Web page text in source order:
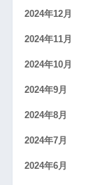
2024年12月
2024年11月
2024年10月
2024年9月
2024年8月
2024年7月
2024年6月